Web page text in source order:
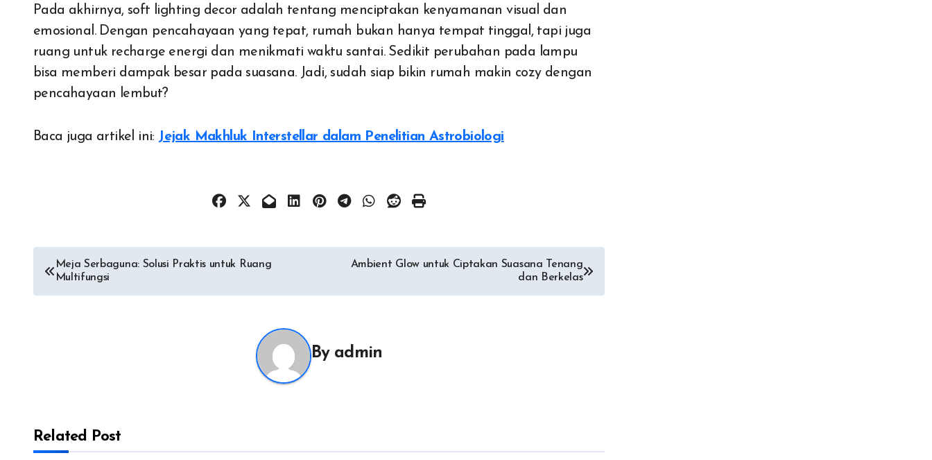
Pada akhirnya, soft lighting decor adalah tentang menciptakan kenyamanan visual dan
emosional. Dengan pencahayaan yang tepat, rumah bukan hanya tempat tinggal, tapi juga
ruang untuk recharge energi dan menikmati waktu santai. Sedikit perubahan pada lampu
bisa memberi dampak besar pada suasana. Jadi, sudah siap bikin rumah makin cozy dengan
pencahayaan lembut?
Baca juga artikel ini: Jejak Makhluk Interstellar dalam Penelitian Astrobiologi
Post
navigation
Meja Serbaguna: Solusi Praktis untuk Ruang
Multifungsi
Ambient Glow untuk Ciptakan Suasana Tenang
dan Berkelas
By admin
Related Post